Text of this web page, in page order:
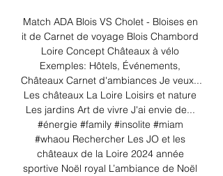
Match ADA Blois VS Cholet - Bloises en
it de Carnet de voyage Blois Chambord
Loire Concept Châteaux à vélo
Exemples: Hôtels, Événements,
Châteaux Carnet d'ambiances Je veux...
Les châteaux La Loire Loisirs et nature
Les jardins Art de vivre J'ai envie de...
#énergie #family #insolite #miam
#whaou Rechercher Les JO et les
châteaux de la Loire 2024 année
sportive Noël royal L’ambiance de Noël